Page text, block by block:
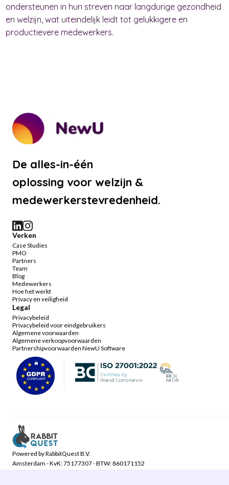
ondersteunen in hun streven naar langdurige gezondheid
en welzijn, wat uiteindelijk leidt tot gelukkigere en
productievere medewerkers.
De alles-in-één
oplossing voor welzijn &
medewerkerstevredenheid.
Verken
Case Studies
PMO
Partners
Team
Blog
Medewerkers
Hoe het werkt
Privacy en veiligheid
Legal
Privacybeleid
Privacybeleid voor eindgebruikers
Algemene voorwaarden
Algemene verkoopvoorwaarden
Partnershipvoorwaarden NewU Software
Powered by RabbitQuest B.V.
Amsterdam - KvK: 75177307 - BTW: 860171152